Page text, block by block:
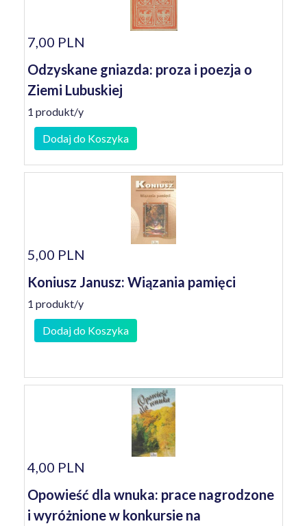
7,00 PLN
Odzyskane gniazda: proza i poezja o
Ziemi Lubuskiej
1 produkt/y
Dodaj do Koszyka
5,00 PLN
Koniusz Janusz: Wiązania pamięci
1 produkt/y
Dodaj do Koszyka
4,00 PLN
Opowieść dla wnuka: prace nagrodzone
i wyróżnione w konkursie na